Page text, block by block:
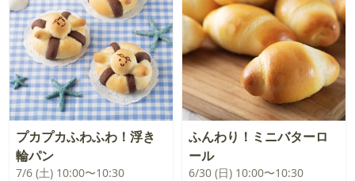
プカプカふわふわ！浮き
輪パン
7/6 (土) 10:00〜10:30
ふんわり！ミニバターロ
ール
6/30 (日) 10:00〜10:30